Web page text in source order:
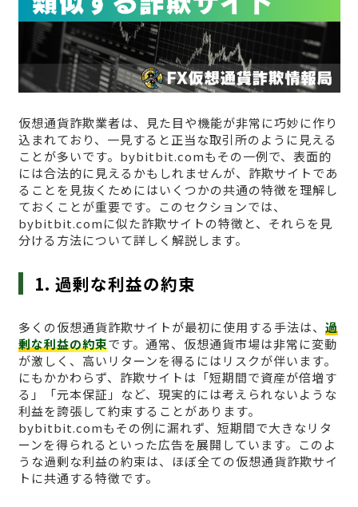
仮想通貨詐欺業者は、見た目や機能が非常に巧妙に作り
込まれており、一見すると正当な取引所のように見える
ことが多いです。bybitbit.comもその一例で、表面的
には合法的に見えるかもしれませんが、詐欺サイトであ
ることを見抜くためにはいくつかの共通の特徴を理解し
ておくことが重要です。このセクションでは、
bybitbit.comに似た詐欺サイトの特徴と、それらを見
分ける方法について詳しく解説します。
1. 過剰な利益の約束
多くの仮想通貨詐欺サイトが最初に使用する手法は、 過
剰な利益の約束です。通常、仮想通貨市場は非常に変動
が激しく、高いリターンを得るにはリスクが伴います。
にもかかわらず、詐欺サイトは「短期間で資産が倍増す
る」「元本保証」など、現実的には考えられないような
利益を誇張して約束することがあります。
bybitbit.comもその例に漏れず、短期間で大きなリタ
ーンを得られるといった広告を展開しています。このよ
うな過剰な利益の約束は、ほぼ全ての仮想通貨詐欺サイ
トに共通する特徴です。